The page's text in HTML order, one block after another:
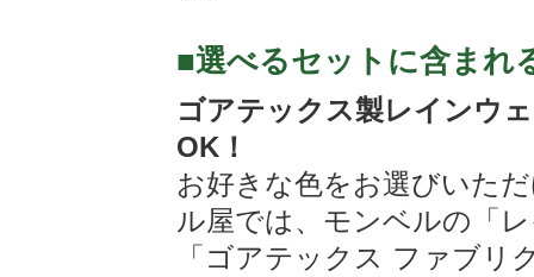
■選べるセットに含まれ
ゴアテックス製レインウ
OK！
お好きな色をお選びいた
ル屋では、モンベルの「
「ゴアテックス ファブリ